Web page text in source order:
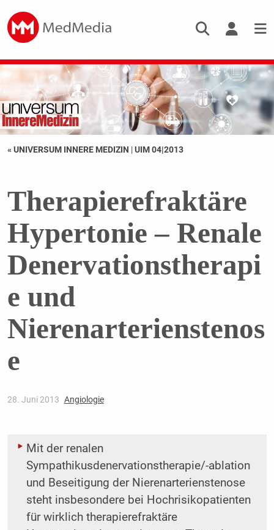
« UNIVERSUM INNERE MEDIZIN |UIM 04|2013
Therapierefraktäre
Hypertonie – Renale
Denervationstherapi
e und
Nierenarterienstenos
e
28. Juni 2013 Angiologie
Mit der renalen
Sympathikusdenervationstherapie/-ablation
und Beseitigung der Nierenarterienstenose
steht insbesondere bei Hochrisikopatienten
für wirklich therapie­refraktäre